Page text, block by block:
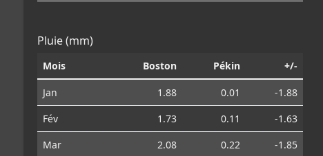
Pluie (mm)
Mois Boston Pékin +/-
Jan 1.88 0.01
-1.88
Fév
1.73 0.11
-1.63
Mar
2.08 0.22
-1.85